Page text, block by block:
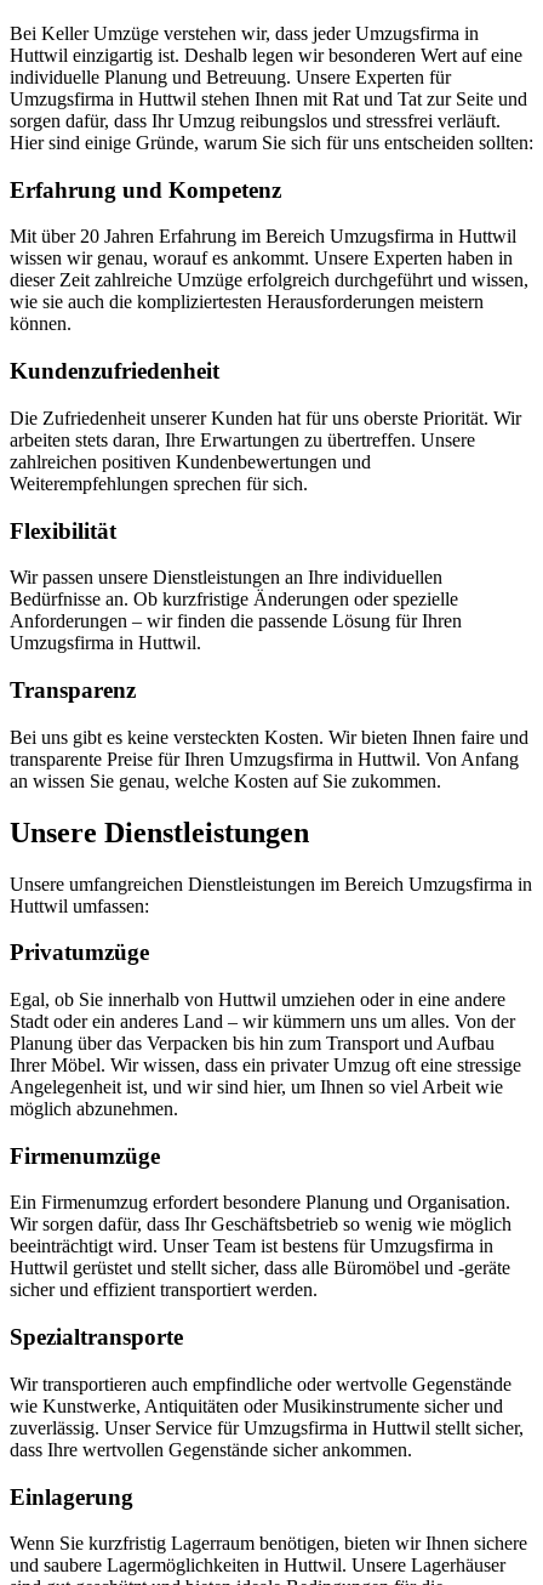
Bei Keller Umzüge verstehen wir, dass jeder Umzugsfirma in
Huttwil einzigartig ist. Deshalb legen wir besonderen Wert auf eine
individuelle Planung und Betreuung. Unsere Experten für
Umzugsfirma in Huttwil stehen Ihnen mit Rat und Tat zur Seite und
sorgen dafür, dass Ihr Umzug reibungslos und stressfrei verläuft.
Hier sind einige Gründe, warum Sie sich für uns entscheiden sollten:
Erfahrung und Kompetenz
Mit über 20 Jahren Erfahrung im Bereich Umzugsfirma in Huttwil
wissen wir genau, worauf es ankommt. Unsere Experten haben in
dieser Zeit zahlreiche Umzüge erfolgreich durchgeführt und wissen,
wie sie auch die kompliziertesten Herausforderungen meistern
können.
Kundenzufriedenheit
Die Zufriedenheit unserer Kunden hat für uns oberste Priorität. Wir
arbeiten stets daran, Ihre Erwartungen zu übertreffen. Unsere
zahlreichen positiven Kundenbewertungen und
Weiterempfehlungen sprechen für sich.
Flexibilität
Wir passen unsere Dienstleistungen an Ihre individuellen
Bedürfnisse an. Ob kurzfristige Änderungen oder spezielle
Anforderungen – wir finden die passende Lösung für Ihren
Umzugsfirma in Huttwil.
Transparenz
Bei uns gibt es keine versteckten Kosten. Wir bieten Ihnen faire und
transparente Preise für Ihren Umzugsfirma in Huttwil. Von Anfang
an wissen Sie genau, welche Kosten auf Sie zukommen.
Unsere Dienstleistungen
Unsere umfangreichen Dienstleistungen im Bereich Umzugsfirma in
Huttwil umfassen:
Privatumzüge
Egal, ob Sie innerhalb von Huttwil umziehen oder in eine andere
Stadt oder ein anderes Land – wir kümmern uns um alles. Von der
Planung über das Verpacken bis hin zum Transport und Aufbau
Ihrer Möbel. Wir wissen, dass ein privater Umzug oft eine stressige
Angelegenheit ist, und wir sind hier, um Ihnen so viel Arbeit wie
möglich abzunehmen.
Firmenumzüge
Ein Firmenumzug erfordert besondere Planung und Organisation.
Wir sorgen dafür, dass Ihr Geschäftsbetrieb so wenig wie möglich
beeinträchtigt wird. Unser Team ist bestens für Umzugsfirma in
Huttwil gerüstet und stellt sicher, dass alle Büromöbel und -geräte
sicher und effizient transportiert werden.
Spezialtransporte
Wir transportieren auch empfindliche oder wertvolle Gegenstände
wie Kunstwerke, Antiquitäten oder Musikinstrumente sicher und
zuverlässig. Unser Service für Umzugsfirma in Huttwil stellt sicher,
dass Ihre wertvollen Gegenstände sicher ankommen.
Einlagerung
Wenn Sie kurzfristig Lagerraum benötigen, bieten wir Ihnen sichere
und saubere Lagermöglichkeiten in Huttwil. Unsere Lagerhäuser